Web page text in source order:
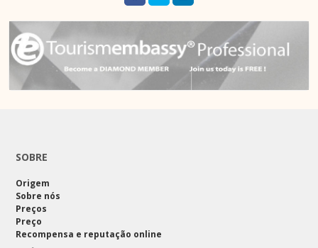
SOBRE
Origem
Sobre nós
Preços
Preço
Recompensa e reputação online